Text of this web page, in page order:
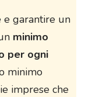
e garantire un
minimo
per ogni
minimo
imprese che